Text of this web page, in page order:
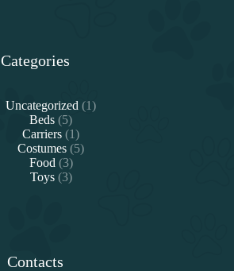
Categories
Uncategorized 11
Beds 55
productos
Carriers 11
producto
Costumes 55
Food 33
productos
Toys 33
Contacts